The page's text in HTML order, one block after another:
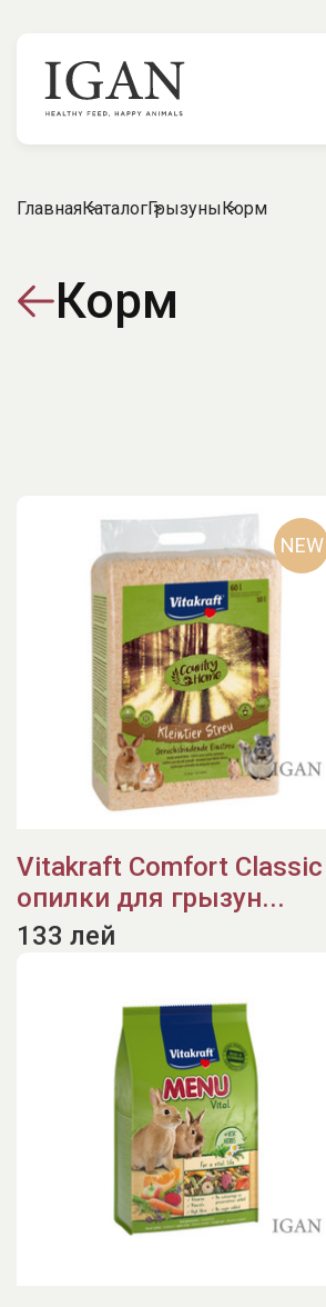
ГлавнаяКаталогГрызуныКорм
Корм
NEW
Vitakraft Comfort Classic
опилки для грызун...
133 лей